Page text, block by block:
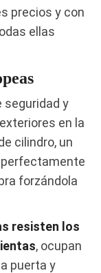
precios y con
ellas
seguridad y
en la
cilindro, un
forzándola
resisten los
, ocupan
puerta y